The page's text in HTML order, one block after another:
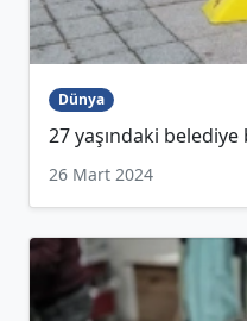
Dünya
27 yaşındaki
26 Mart 2024